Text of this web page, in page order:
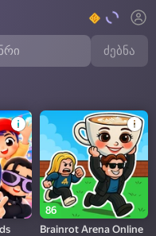
ძებნა
86
Brainrot Arena Online